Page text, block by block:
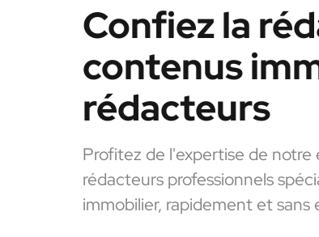
Confiez la
contenus
rédacteurs
Profitez de l'expertise de
rédacteurs professionnels
immobilier, rapidement et sans